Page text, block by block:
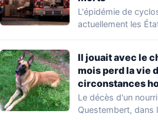
L'épidémie de
actuellement les
Il jouait avec le
mois perd la vie
circonstances
Le décès d'un
Questembert, dans